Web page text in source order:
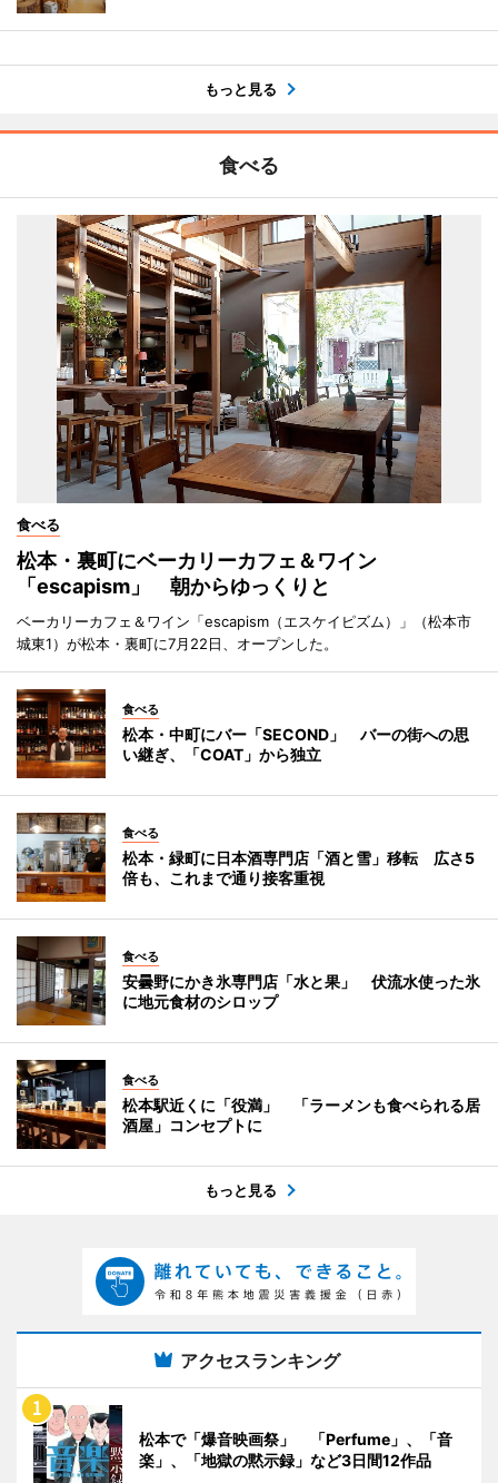
もっと見る
食べる
食べる
松本・裏町にベーカリーカフェ＆ワイン
「escapism」 朝からゆっくりと
ベーカリーカフェ＆ワイン「escapism（エスケイピズム）」（松本市
城東1）が松本・裏町に7月22日、オープンした。
食べる
松本・中町にバー「SECOND」 バーの街への思
い継ぎ、「COAT」から独立
食べる
松本・緑町に日本酒専門店「酒と雪」移転 広さ5
倍も、これまで通り接客重視
食べる
安曇野にかき氷専門店「水と果」 伏流水使った氷
に地元食材のシロップ
食べる
松本駅近くに「役満」 「ラーメンも食べられる居
酒屋」コンセプトに
もっと見る
アクセスランキング
松本で「爆音映画祭」 「Perfume」、「音
楽」、「地獄の黙示録」など3日間12作品